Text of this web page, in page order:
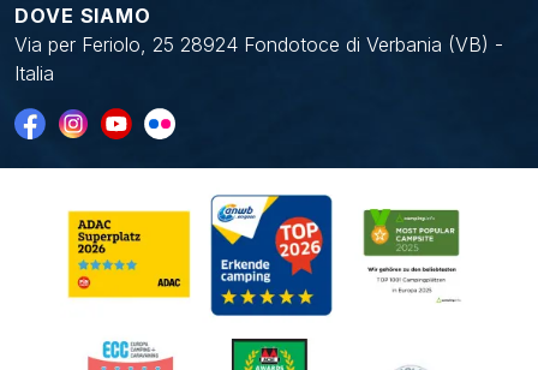
DOVE SIAMO
Via per Feriolo, 25 28924 Fondotoce di Verbania (VB) -
Italia